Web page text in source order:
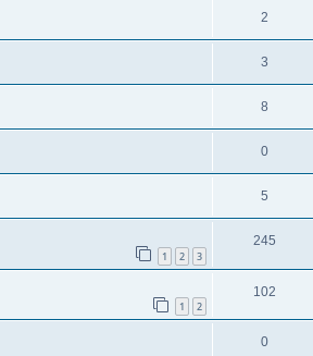
2
3
8
0
5
1 2 3
245
1 2
102
0